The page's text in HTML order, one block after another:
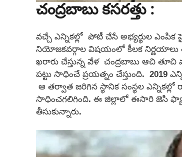
చంద్రబాబు కసరత్తు :
వచ్చే ఎన్నికల్లో పోటీ చేసే అభ్యర్థుల
నియోజకవర్గాల విషయంలో కీలక నిర్ణయాలు
ఖరారు చేస్తున్న వేళ చంద్రబాబు ఆచి
పట్టు సాధించే ప్రయత్నం చేస్తుంది. 2019
ఆ తర్వాత జరిగిన స్థానిక సంస్థల
సాధించగలిగింది. ఈ జిల్లాలో ఈసారి జెసి
తీసుకున్నారు.